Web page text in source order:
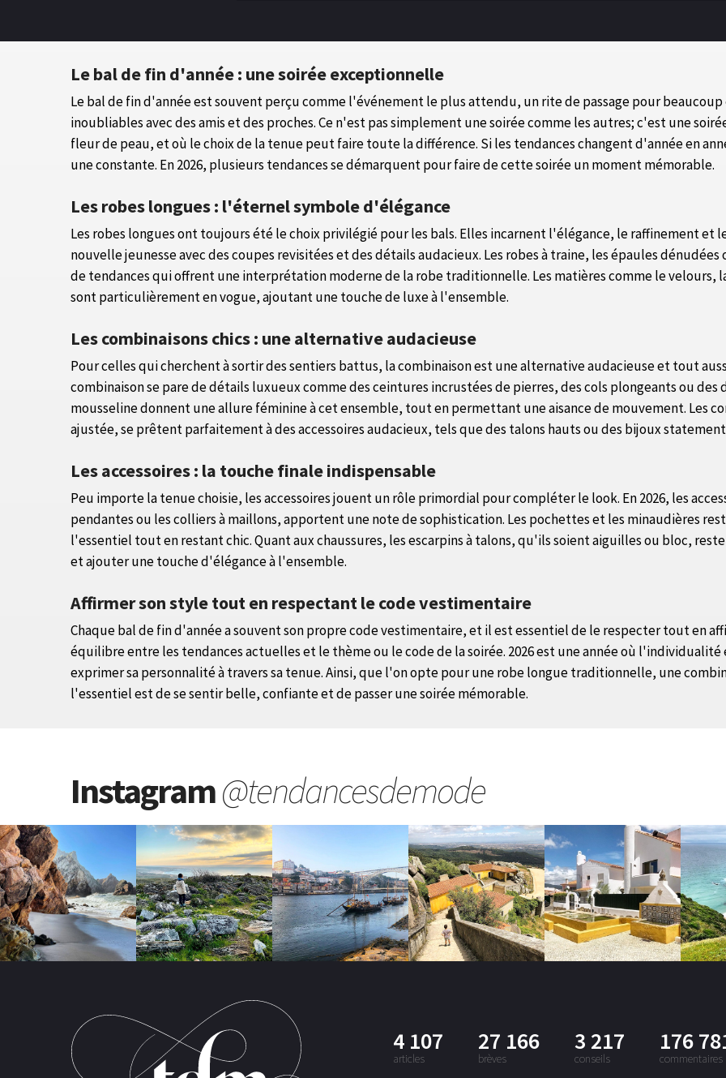
Le bal de fin d'année : une soirée exceptionnelle
Le bal de fin d'année est souvent perçu comme l'événement le plus attendu, un rite de passage pour
inoubliables avec des amis et des proches. Ce n'est pas simplement une soirée comme les autres; c'est une
fleur de peau, et où le choix de la tenue peut faire toute la différence. Si les tendances changent d'année en
une constante. En 2026, plusieurs tendances se démarquent pour faire de cette soirée un moment mémorable.
Les robes longues : l'éternel symbole d'élégance
Les robes longues ont toujours été le choix privilégié pour les bals. Elles incarnent l'élégance, le raffinement et
nouvelle jeunesse avec des coupes revisitées et des détails audacieux. Les robes à traine, les épaules
de tendances qui offrent une interprétation moderne de la robe traditionnelle. Les matières comme le velours,
sont particulièrement en vogue, ajoutant une touche de luxe à l'ensemble.
Les combinaisons chics : une alternative audacieuse
Pour celles qui cherchent à sortir des sentiers battus, la combinaison est une alternative audacieuse et tout
combinaison se pare de détails luxueux comme des ceintures incrustées de pierres, des cols plongeants ou des
mousseline donnent une allure féminine à cet ensemble, tout en permettant une aisance de mouvement. Les
ajustée, se prêtent parfaitement à des accessoires audacieux, tels que des talons hauts ou des bijoux
Les accessoires : la touche finale indispensable
Peu importe la tenue choisie, les accessoires jouent un rôle primordial pour compléter le look. En 2026, les
pendantes ou les colliers à maillons, apportent une note de sophistication. Les pochettes et les minaudières
l'essentiel tout en restant chic. Quant aux chaussures, les escarpins à talons, qu'ils soient aiguilles ou bloc,
et ajouter une touche d'élégance à l'ensemble.
Affirmer son style tout en respectant le code vestimentaire
Chaque bal de fin d'année a souvent son propre code vestimentaire, et il est essentiel de le respecter tout en
équilibre entre les tendances actuelles et le thème ou le code de la soirée. 2026 est une année où
exprimer sa personnalité à travers sa tenue. Ainsi, que l'on opte pour une robe longue traditionnelle, une
l'essentiel est de se sentir belle, confiante et de passer une soirée mémorable.
Instagram@tendancesdemode
4 107
articles
27 166
brèves
3 217
conseils
176
commentaires